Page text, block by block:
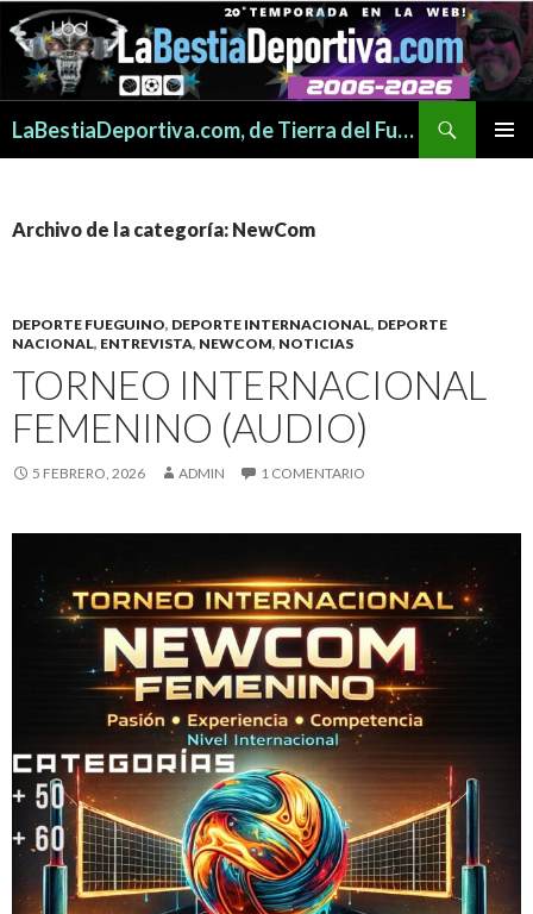
LaBestiaDeportiva.com, de Tierra del Fuego para todo el mundo
Archivo de la categoría: NewCom
DEPORTE FUEGUINO, DEPORTE INTERNACIONAL, DEPORTE
NACIONAL, ENTREVISTA, NEWCOM, NOTICIAS
TORNEO INTERNACIONAL
FEMENINO (AUDIO)
5 FEBRERO, 2026 ADMIN 1 COMENTARIO